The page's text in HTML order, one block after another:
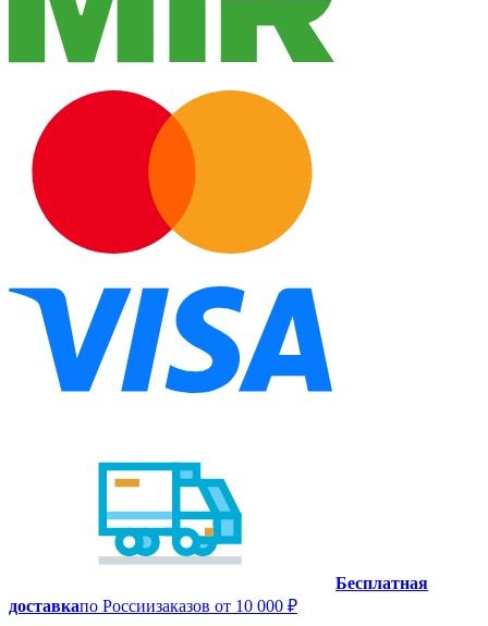
Бесплатная
доставкапо Россиизаказов от 10 000 ₽